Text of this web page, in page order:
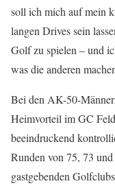
soll ich mich auf mein
langen Drives sein
Golf zu spielen – und
was die anderen
Bei den AK-50-
Heimvorteil im GC
beeindruckend
Runden von 75, 73
gastgebenden